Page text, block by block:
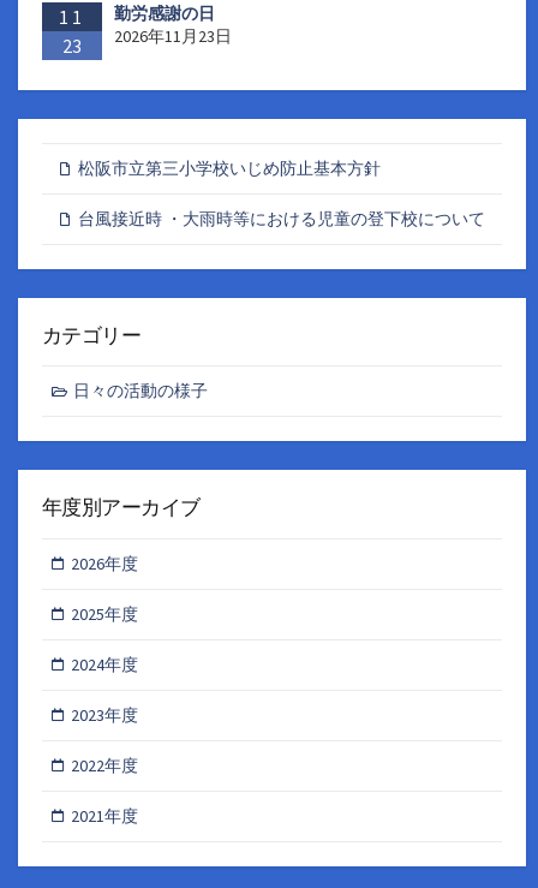
11
23
勤労感謝の日
2026年11月23日
松阪市立第三小学校いじめ防止基本方針
台風接近時 ・大雨時等における児童の登下校について
カテゴリー
日々の活動の様子
年度別アーカイブ
2026年度
2025年度
2024年度
2023年度
2022年度
2021年度